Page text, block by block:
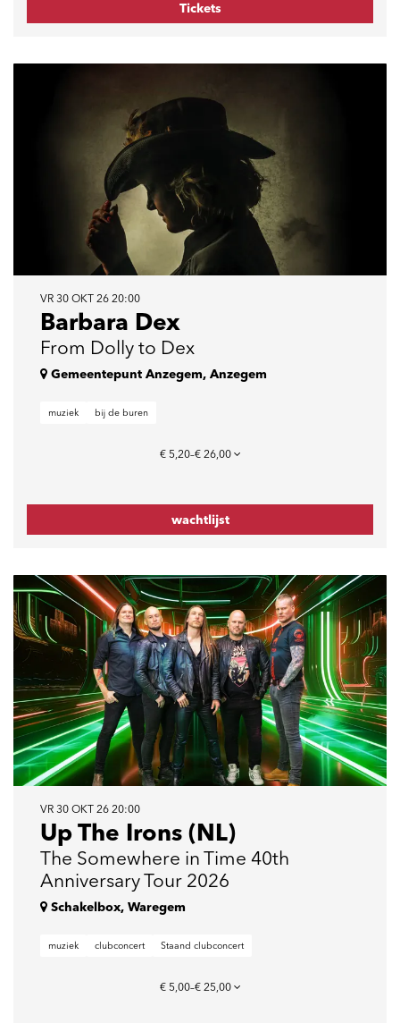
Tickets
Barbara Dex
From Dolly to Dex
VR 30 OKT 26 20:00
Gemeentepunt Anzegem, Anzegem
muziek bij de buren
€ 5,20–€ 26,00
wachtlijst
Up The Irons (NL)
The Somewhere in Time 40th
Anniversary Tour 2026
VR 30 OKT 26 20:00
Schakelbox, Waregem
muziek clubconcert Staand clubconcert
€ 5,00–€ 25,00